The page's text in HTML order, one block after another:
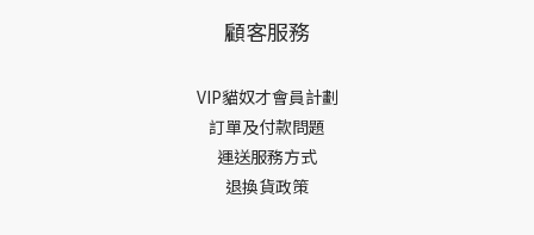
顧客服務
VIP貓奴才會員計劃
訂單及付款問題
運送服務方式
退換貨政策